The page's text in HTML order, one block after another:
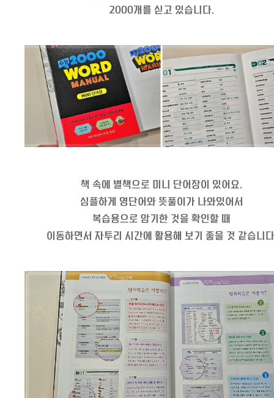
2000개를 싣고 있습니다.
책 속에 별책으로 미니 단어장이 있어요.
심플하게 영단어와 뜻풀이가 나와있어서
복습용으로 암기한 것을 확인할 때
이동하면서 자투리 시간에 활용해 보기 좋을 것 같습니